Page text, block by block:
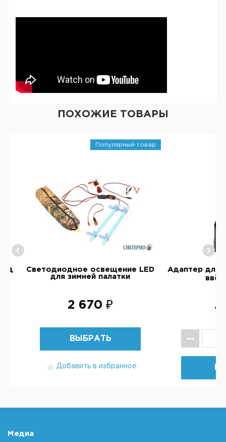
ПОХОЖИЕ ТОВАРЫ
Популярный товар
Светодиодное освещение LED
для зимней палатки
2 670 ₽
ВЫБРАТЬ
Добавить в избранное
Адаптер для
Медиа